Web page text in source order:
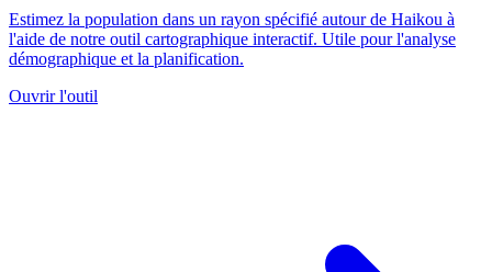
Estimez la population dans un rayon spécifié autour de Haikou à
l'aide de notre outil cartographique interactif. Utile pour l'analyse
démographique et la planification.
Ouvrir l'outil